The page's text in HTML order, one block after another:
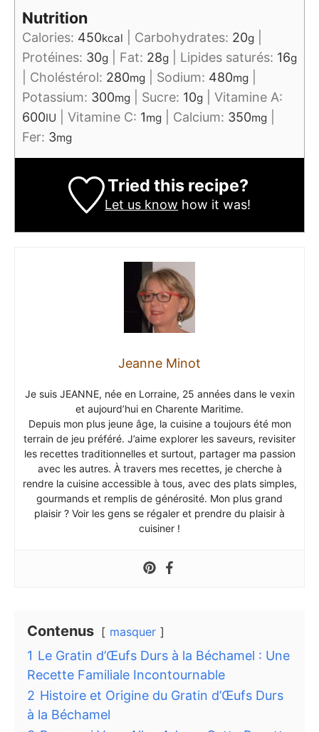
Nutrition
Calories: 450kcal Carbohydrates: 20g
Protéines: 30g Fat: 28g Lipides saturés: 16g
Choléstérol: 280mg Sodium: 480mg
Potassium: 300mg Sucre: 10g
Vitamine A:
600IU Vitamine C: 1mg Calcium: 350mg
Fer: 3mg
Tried this recipe?
Let us know how it was!
Jeanne Minot
Je suis JEANNE, née en Lorraine, 25 années dans le vexin
et aujourd’hui en Charente Maritime.
Depuis mon plus jeune âge, la cuisine a toujours été mon
terrain de jeu préféré. J’aime explorer les saveurs, revisiter
les recettes traditionnelles et surtout, partager ma passion
avec les autres. À travers mes recettes, je cherche à
rendre la cuisine accessible à tous, avec des plats simples,
gourmands et remplis de générosité. Mon plus grand
plaisir ? Voir les gens se régaler et prendre du plaisir à
cuisiner !
Contenus masquer
1 Le Gratin d’Œufs Durs à la Béchamel : Une
Recette Familiale Incontournable
2 Histoire et Origine du Gratin d’Œufs Durs
à la Béchamel